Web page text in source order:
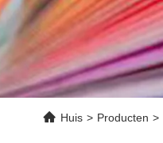
Huis > Producten >